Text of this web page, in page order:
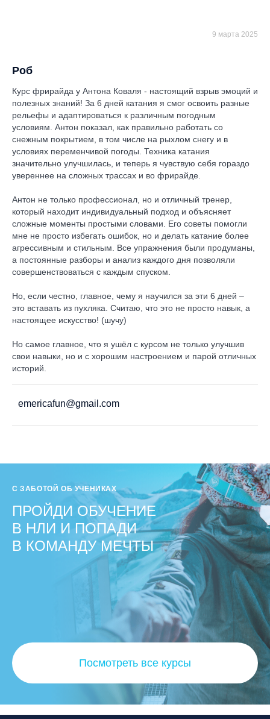
9 марта 2025
Роб
Курс фрирайда у Антона Коваля - настоящий взрыв эмоций и
полезных знаний! За 6 дней катания я смог освоить разные
рельефы и адаптироваться к различным погодным
условиям. Антон показал, как правильно работать со
снежным покрытием, в том числе на рыхлом снегу и в
условиях переменчивой погоды. Техника катания
значительно улучшилась, и теперь я чувствую себя гораздо
увереннее на сложных трассах и во фрирайде.
Антон не только профессионал, но и отличный тренер,
который находит индивидуальный подход и объясняет
сложные моменты простыми словами. Его советы помогли
мне не просто избегать ошибок, но и делать катание более
агрессивным и стильным. Все упражнения были продуманы,
а постоянные разборы и анализ каждого дня позволяли
совершенствоваться с каждым спуском.
Но, если честно, главное, чему я научился за эти 6 дней –
это вставать из пухляка. Считаю, что это не просто навык, а
настоящее искусство! (шучу)
Но самое главное, что я ушёл с курсом не только улучшив
свои навыки, но и с хорошим настроением и парой отличных
историй.
emericafun@gmail.com
С ЗАБОТОЙ ОБ УЧЕНИКАХ
ПРОЙДИ ОБУЧЕНИЕ
В НЛИ И ПОПАДИ
В КОМАНДУ МЕЧТЫ
Посмотреть все курсы